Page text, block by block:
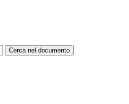
Cerca nel documento